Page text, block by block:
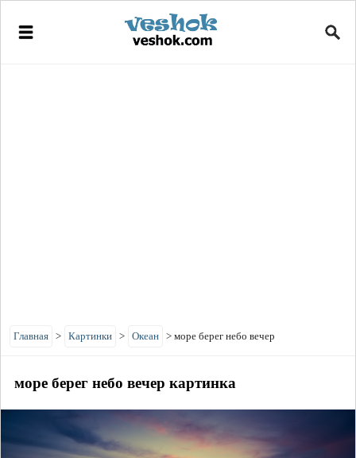
Главная > Картинки > Океан > море берег небо вечер
море берег небо вечер картинка